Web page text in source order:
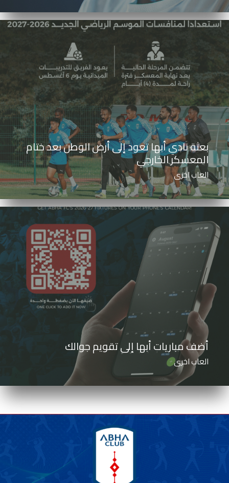
بعثة نادي أبها تعود إلى أرض الوطن بعد ختام
المعسكر الخارجي
العاب اخرى
أضف مباريات أبها إلى تقويم جوالك
العاب اخرى